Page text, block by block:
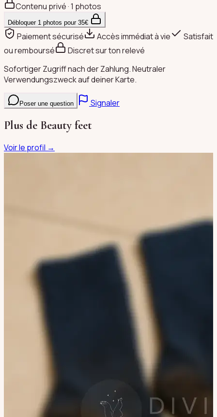
Contenu privé · 1 photos
Débloquer 1 photos pour 35€
Paiement sécurisé Accès immédiat à vie
Satisfait
ou remboursé
Discret sur ton relevé
Sofortiger Zugriff nach der Zahlung. Neutraler
Verwendungszweck auf deiner Karte.
Poser une question Signaler
Plus de Beauty feet
Voir le profil →